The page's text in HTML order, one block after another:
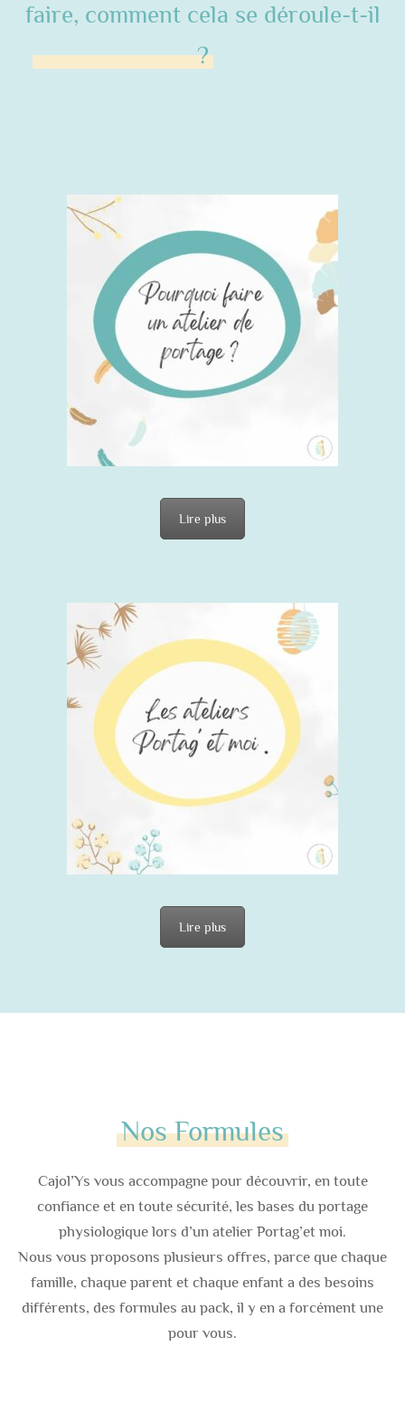
faire, comment cela se déroule-t-il
?
Lire plus
Lire plus
Nos Formules
Cajol’Ys vous accompagne pour découvrir, en toute
confiance et en toute sécurité, les bases du portage
physiologique lors d’un atelier Portag’et moi.
Nous vous proposons plusieurs offres, parce que chaque
famille, chaque parent et chaque enfant a des besoins
différents, des formules au pack, il y en a forcément une
pour vous.